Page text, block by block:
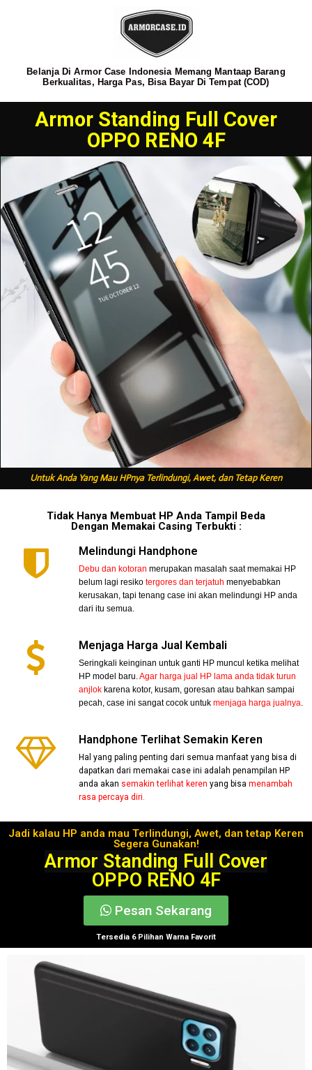
Belanja Di Armor Case Indonesia Memang Mantaap Barang
Berkualitas, Harga Pas, Bisa Bayar Di Tempat (COD)
Armor Standing Full Cover
OPPO RENO 4F
Untuk Anda Yang Mau HPnya Terlindungi, Awet, dan Tetap Keren
Tidak Hanya Membuat HP Anda Tampil Beda
Dengan Memakai Casing Terbukti :
Melindungi Handphone
Debu dan kotoran merupakan masalah saat memakai HP
belum lagi resiko tergores dan terjatuh menyebabkan
kerusakan, tapi tenang case ini akan melindungi HP anda
dari itu semua.
Menjaga Harga Jual Kembali
Seringkali keinginan untuk ganti HP muncul ketika melihat
HP model baru.Agar harga jual HP lama anda tidak turun
anjlok karena kotor, kusam, goresan atau bahkan sampai
pecah, case ini sangat cocok untukmenjaga harga jualnya.
Handphone Terlihat Semakin Keren
Hal yang paling penting dari semua manfaat yang bisa di
dapatkan dari memakai case ini adalah penampilan HP
anda akan semakin terlihat keren yang bisamenambah
rasa percaya diri.
Jadi kalau HP anda mau Terlindungi, Awet, dan tetap Keren
Segera Gunakan!
Armor Standing Full Cover
OPPO RENO 4F
Pesan Sekarang
Tersedia 6 Pilihan Warna Favorit